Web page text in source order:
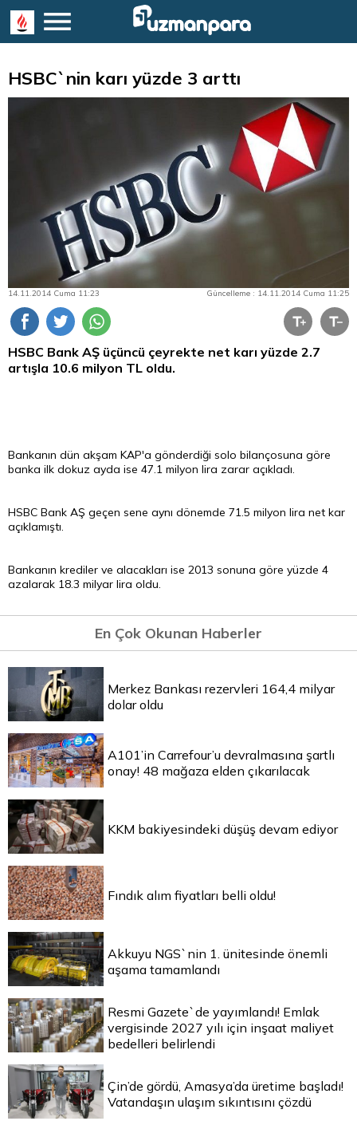
HSBC`nin karı yüzde 3 arttı
14.11.2014 Cuma 11:23 Güncelleme : 14.11.2014 Cuma 11:25
HSBC Bank AŞ üçüncü çeyrekte net karı yüzde 2.7
artışla 10.6 milyon TL oldu.
Bankanın dün akşam KAP'a gönderdiği solo bilançosuna göre
banka ilk dokuz ayda ise 47.1 milyon lira zarar açıkladı.
HSBC Bank AŞ geçen sene aynı dönemde 71.5 milyon lira net kar
açıklamıştı.
Bankanın krediler ve alacakları ise 2013 sonuna göre yüzde 4
azalarak 18.3 milyar lira oldu.
En Çok Okunan Haberler
Merkez Bankası rezervleri 164,4 milyar
dolar oldu
A101’in Carrefour’u devralmasına şartlı
onay! 48 mağaza elden çıkarılacak
KKM bakiyesindeki düşüş devam ediyor
Fındık alım fiyatları belli oldu!
Akkuyu NGS`nin 1. ünitesinde önemli
aşama tamamlandı
Resmi Gazete`de yayımlandı! Emlak
vergisinde 2027 yılı için inşaat maliyet
bedelleri belirlendi
Çin’de gördü, Amasya’da üretime başladı!
Vatandaşın ulaşım sıkıntısını çözdü